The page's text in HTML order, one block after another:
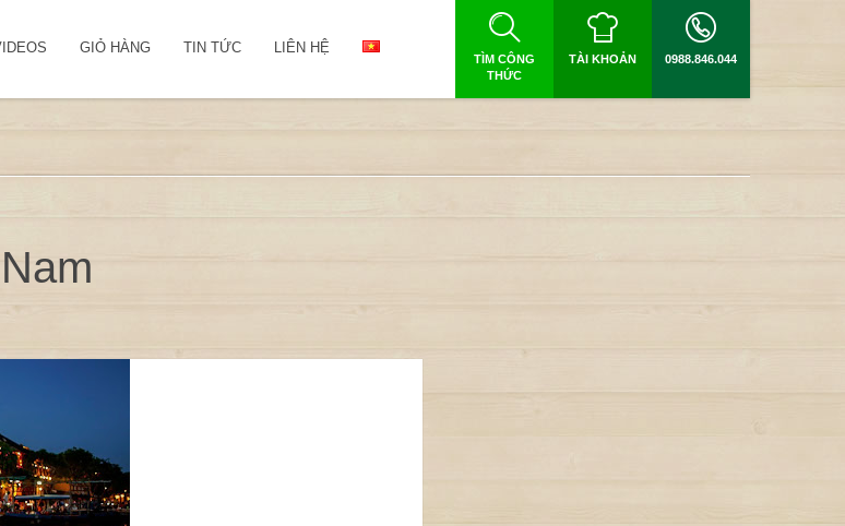
GIỎ HÀNG TIN TỨC LIÊN HỆ
TÌM CÔNG
THỨC
TÀI KHOẢN 0988.846.044